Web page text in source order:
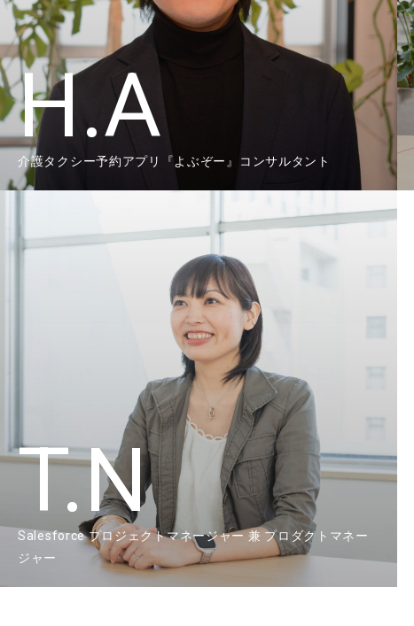
H.A
介護タクシー予約アプリ『よぶぞー』コンサルタント
T.N
Salesforce プロジェクトマネージャー 兼 プロダクトマネー
ジャー